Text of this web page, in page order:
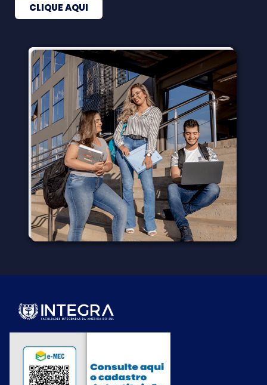
CLIQUE AQUI